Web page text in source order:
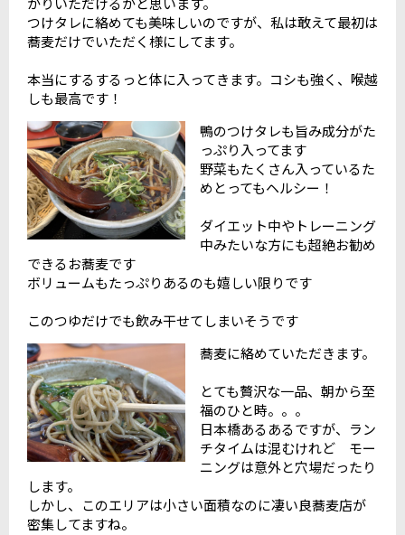
つけタレに絡めても美味しいのですが、私は敢えて最初は
蕎麦だけでいただく様にしてます。
本当にするするっと体に入ってきます。コシも強く、喉越
しも最高です！
鴨のつけタレも旨み成分がた
っぷり入ってます
野菜もたくさん入っているた
めとってもヘルシー！
ダイエット中やトレーニング
中みたいな方にも超絶お勧め
できるお蕎麦です
ボリュームもたっぷりあるのも嬉しい限りです
このつゆだけでも飲み干せてしまいそうです
蕎麦に絡めていただきます。
とても贅沢な一品、朝から至
福のひと時。。。
日本橋あるあるですが、ラン
チタイムは混むけれど モー
ニングは意外と穴場だったり
します。
しかし、このエリアは小さい面積なのに凄い良蕎麦店が
密集してますね。